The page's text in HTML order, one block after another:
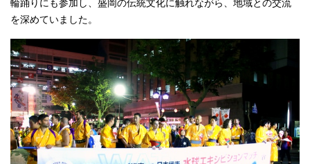
輪踊りにも参加し、盛岡の伝統文化に触れながら、地域との交流
を深めていました。